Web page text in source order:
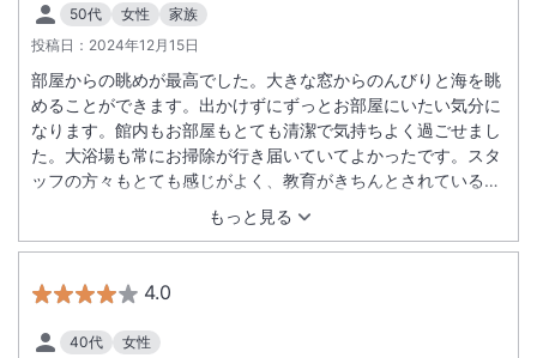
50代 女性
家族
投稿日： 2024年12月15日
もっと見る
部屋からの眺めが最高でした。大きな窓からのんびりと海を眺
めることができます。出かけずにずっとお部屋にいたい気分に
なります。館内もお部屋もとても清潔で気持ちよく過ごせまし
た。大浴場も常にお掃除が行き届いていてよかったです。スタ
ッフの方々もとても感じがよく、教育がきちんとされているこ
とが伺われました。 ぜひまた利用したいホテルです。
4.0
40代
女性